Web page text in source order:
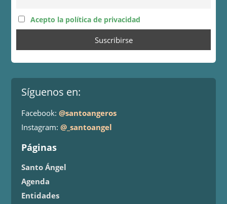
Acepto la política de privacidad
Síguenos en:
Facebook:@santoangeros
Instagram:@_santoangel
Páginas
Santo Ángel
Agenda
Entidades